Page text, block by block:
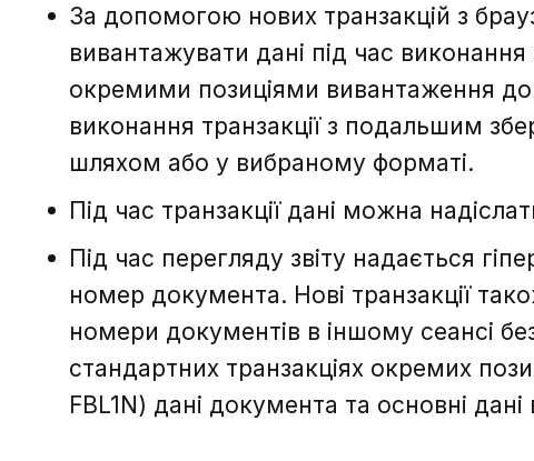
За допомогою нових транзакцій з
вивантажувати дані під час виконання
окремими позиціями вивантаження
виконання транзакції з подальшим
шляхом або у вибраному форматі.
Під час транзакції дані можна
Під час перегляду звіту надається
номер документа. Нові транзакції
номери документів в іншому сеансі
стандартних транзакціях окремих
FBL1N) дані документа та основні
Зворотній
Зворотній
Дякую,
повідомлення